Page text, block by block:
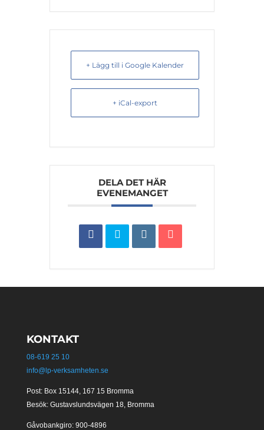
+ Lägg till i Google Kalender
+ iCal-export
DELA DET HÄR
EVENEMANGET
KONTAKT
08-619 25 10
info@lp-verksamheten.se
Post: Box 15144, 167 15 Bromma
Besök: Gustavslundsvägen 18, Bromma
Gåvobankgiro: 900-4896